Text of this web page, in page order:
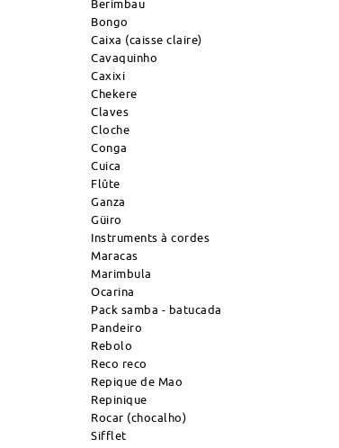
Berimbau
Bongo
Caixa (caisse claire)
Cavaquinho
Caxixi
Chekere
Claves
Cloche
Conga
Cuica
Flûte
Ganza
Güiro
Instruments à cordes
Maracas
Marimbula
Ocarina
Pack samba - batucada
Pandeiro
Rebolo
Reco reco
Repique de Mao
Repinique
Rocar (chocalho)
Sifflet